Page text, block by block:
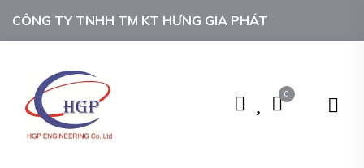
CÔNG TY TNHH TM KT HƯNG GIA PHÁT
0